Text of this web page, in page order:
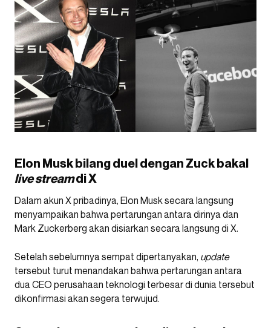
Elon Musk bilang duel dengan Zuck bakal
live streamdi X
Dalam akun X pribadinya, Elon Musk secara langsung
menyampaikan bahwa pertarungan antara dirinya dan
Mark Zuckerberg akan disiarkan secara langsung di X.
Setelah sebelumnya sempat dipertanyakan, update
tersebut turut menandakan bahwa pertarungan antara
dua CEO perusahaan teknologi terbesar di dunia tersebut
dikonfirmasi akan segera terwujud.